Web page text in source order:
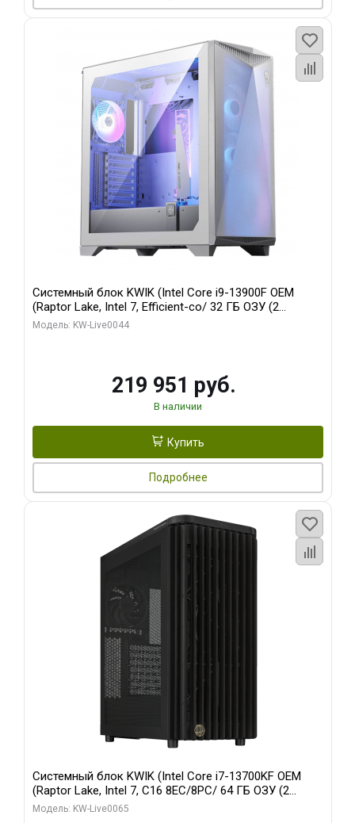
Системный блок KWIK (Intel Core i9-13900F OEM
(Raptor Lake, Intel 7, Efficient-co/ 32 ГБ ОЗУ (2
модуля)/ Gigabyte RTX5070Ti AERO OC 16GB GDDR7
Модель: KW-Live0044
219 951 руб.
В наличии
Купить
Подробнее
Системный блок KWIK (Intel Core i7-13700KF OEM
(Raptor Lake, Intel 7, C16 8EC/8PC/ 64 ГБ ОЗУ (2
модуля)/ ASUS RTX5080 PROART OC 16GB GDDR7
Модель: KW-Live0065